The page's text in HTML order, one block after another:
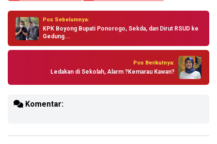
Pos Sebelumnya:
KPK Boyong Bupati Ponorogo, Sekda, dan Dirut RSUD ke
Gedung...
Pos Berikutnya:
Ledakan di Sekolah, Alarm ?Kemarau Kawan?
Komentar: